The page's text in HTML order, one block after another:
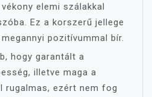
elemi szálakkal
Ez a korszerű jellege
pozitívummal bír.
hogy garantált a
illetve maga a
rugalmas, ezért nem fog